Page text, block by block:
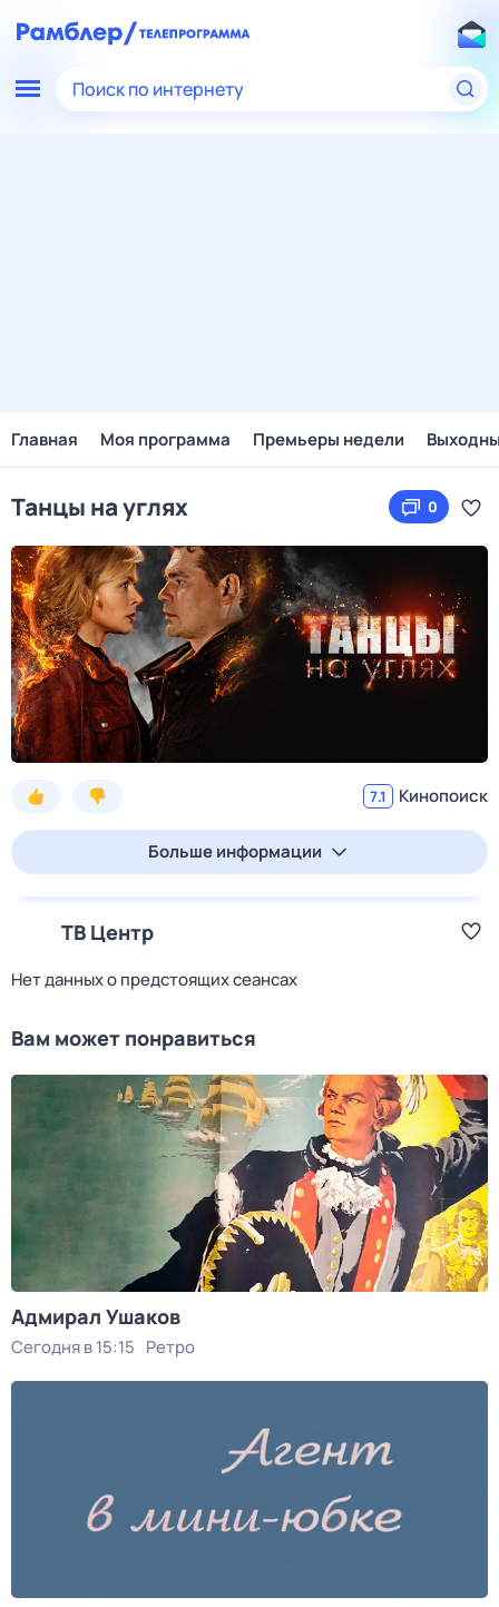
Поиск по интернету
Главная Моя программа Премьеры недели
Танцы на углях 0
7.1 Кинопоиск
Больше информации
ТВ Центр
Нет данных о предстоящих сеансах
Вам может понравиться
Адмирал Ушаков
Сегодня в 15:15 Ретро